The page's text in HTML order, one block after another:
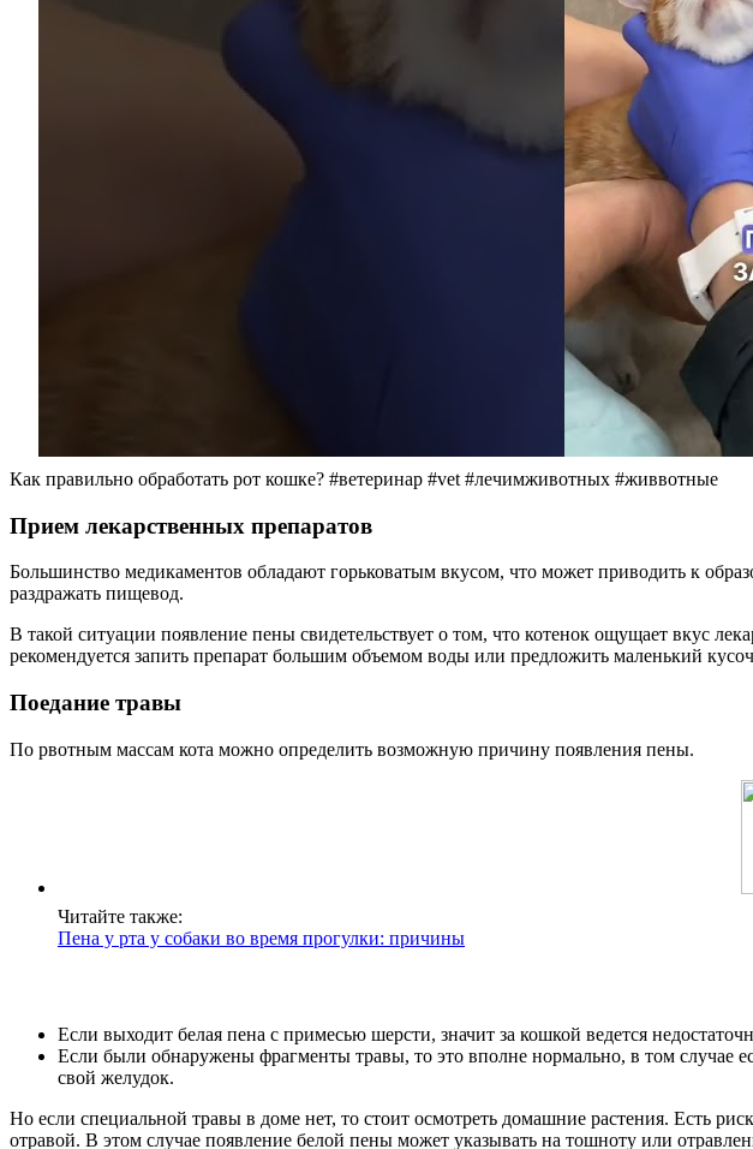
Как правильно обработать рот кошке? #ветеринар #vet #лечимживотных #живвотные
Прием лекарственных препаратов
Большинство медикаментов обладают горьковатым вкусом, что может приводить к
раздражать пищевод.
В такой ситуации появление пены свидетельствует о том, что котенок ощущает вкус
рекомендуется запить препарат большим объемом воды или предложить маленький
Поедание травы
По рвотным массам кота можно определить возможную причину появления пены.
Читайте также:
Пена у рта у собаки во время прогулки: причины
Если выходит белая пена с примесью шерсти, значит за кошкой ведется
Если были обнаружены фрагменты травы, то это вполне нормально, в том случае
свой желудок.
Но если специальной травы в доме нет, то стоит осмотреть домашние растения. Есть
отравой. В этом случае появление белой пены может указывать на тошноту или